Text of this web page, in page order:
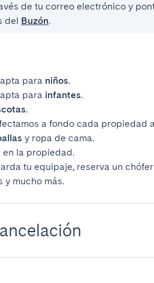
de tu correo electrónico y
del Buzón.
para niños.
para infantes.
.
a fondo cada propiedad
y ropa de cama.
la propiedad.
tu equipaje, reserva un
mucho más.